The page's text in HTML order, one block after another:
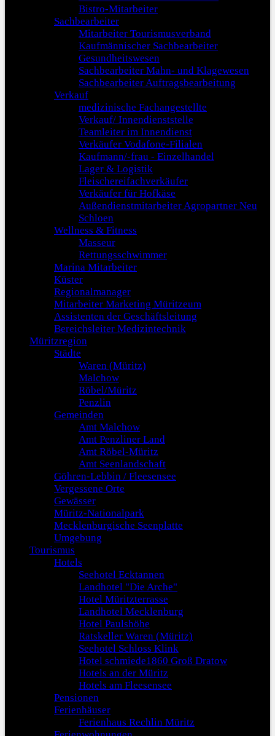
Bistro-Mitarbeiter
Sachbearbeiter
Mitarbeiter Tourismusverband
Kaufmännischer Sachbearbeiter
Gesundheitswesen
Sachbearbeiter Mahn- und Klagewesen
Sachbearbeiter Auftragsbearbeitung
Verkauf
medizinische Fachangestellte
Verkauf/ Innendienststelle
Teamleiter im Innendienst
Verkäufer Vodafone-Filialen
Kaufmann/-frau - Einzelhandel
Lager & Logistik
Fleischereifachverkäufer
Verkäufer für Hofkäse
Außendienstmitarbeiter Agropartner Neu
Schloen
Wellness & Fitness
Masseur
Rettungsschwimmer
Marina Mitarbeiter
Küster
Regionalmanager
Mitarbeiter Marketing Müritzeum
Assistenten der Geschäftsleitung
Bereichsleiter Medizintechnik
Müritzregion
Städte
Waren (Müritz)
Malchow
Röbel/Müritz
Penzlin
Gemeinden
Amt Malchow
Amt Penzliner Land
Amt Röbel-Müritz
Amt Seenlandschaft
Göhren-Lebbin / Fleesensee
Vergessene Orte
Gewässer
Müritz-Nationalpark
Mecklenburgische Seenplatte
Umgebung
Tourismus
Hotels
Seehotel Ecktannen
Landhotel "Die Arche"
Hotel Müritzterrasse
Landhotel Mecklenburg
Hotel Paulshöhe
Ratskeller Waren (Müritz)
Seehotel Schloss Klink
Hotel schmiede1860 Groß Dratow
Hotels an der Müritz
Hotels am Fleesensee
Pensionen
Ferienhäuser
Ferienhaus Rechlin Müritz